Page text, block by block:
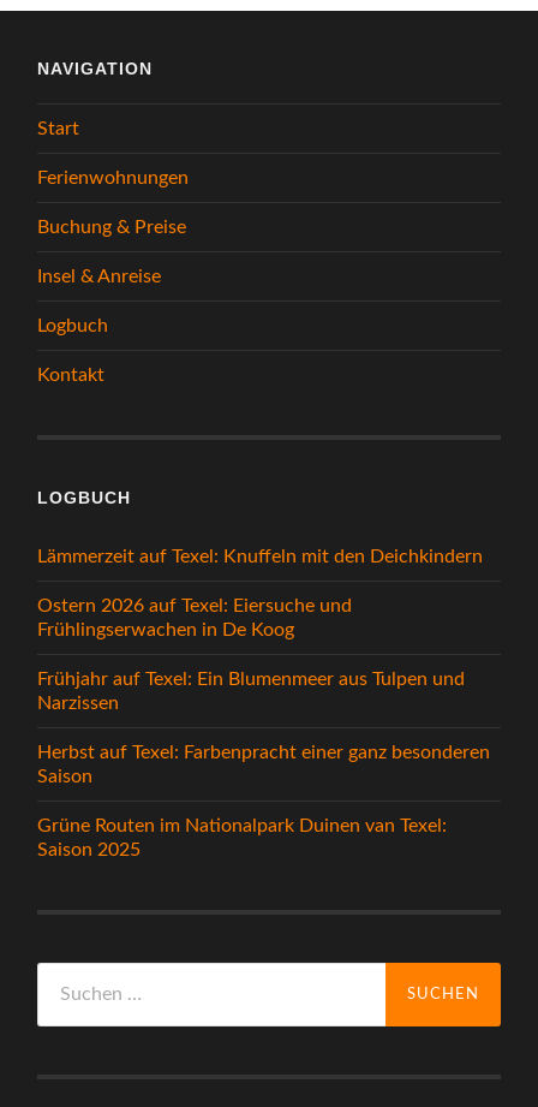
NAVIGATION
Start
Ferienwohnungen
Buchung & Preise
Insel & Anreise
Logbuch
Kontakt
LOGBUCH
Lämmerzeit auf Texel: Knuffeln mit den Deichkindern
Ostern 2026 auf Texel: Eiersuche und
Frühlingserwachen in De Koog
Frühjahr auf Texel: Ein Blumenmeer aus Tulpen und
Narzissen
Herbst auf Texel: Farbenpracht einer ganz besonderen
Saison
Grüne Routen im Nationalpark Duinen van Texel:
Saison 2025
nach: